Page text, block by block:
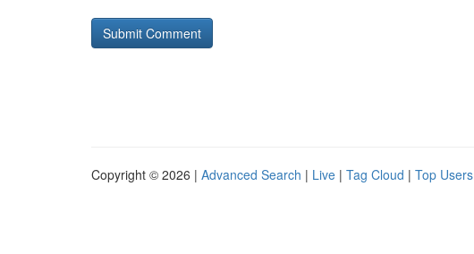
Copyright © 2026 | Advanced Search | Live | Tag Cloud | Top Users